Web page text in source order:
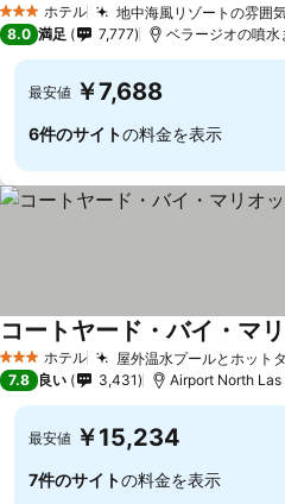
3 ホテルのランク
ホテル 地中海風リゾートの雰囲
8.0 満足 7,777 ベラージオの噴
最安値 ￥7,688
6件のサイトの料金を表示
3 ホテルのランク
ホテル 屋外温水プールとホット
7.8 良い 3,431 Airport North
最安値 ￥15,234
7件のサイトの料金を表示